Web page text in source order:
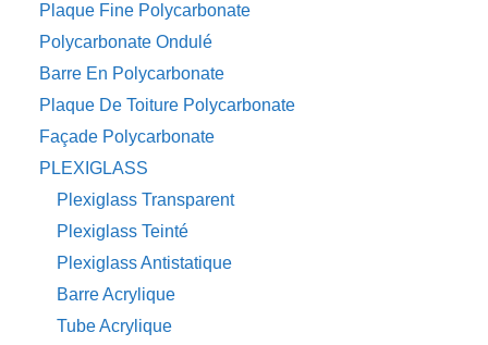
Plaque Fine Polycarbonate
Polycarbonate Ondulé
Barre En Polycarbonate
Plaque De Toiture Polycarbonate
Façade Polycarbonate
PLEXIGLASS
Plexiglass Transparent
Plexiglass Teinté
Plexiglass Antistatique
Barre Acrylique
Tube Acrylique